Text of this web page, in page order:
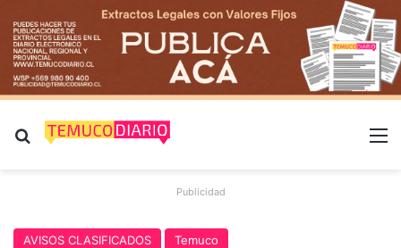
Buscar por
Publicidad
AVISOS CLASIFICADOS Temuco